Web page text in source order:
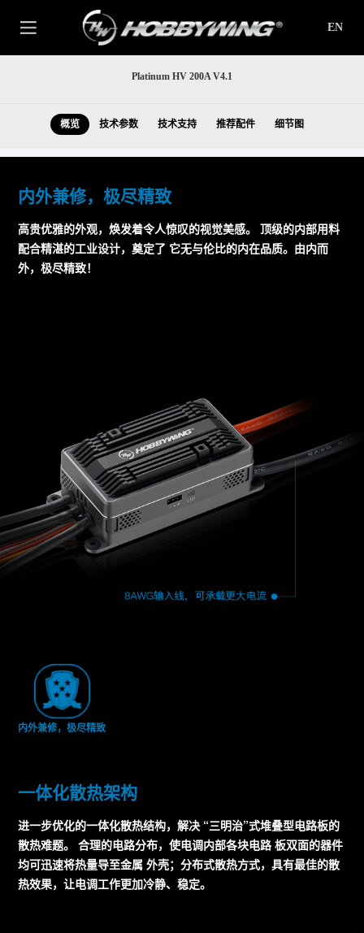
EN
Platinum HV 200A V4.1
概览 技术参数 技术支持 推荐配件 细节图
内外兼修，极尽精致
高贵优雅的外观，焕发着令人惊叹的视觉美感。 顶级的内部用料
配合精湛的工业设计，奠定了 它无与伦比的内在品质。由内而
外，极尽精致！
内外兼修，极尽精致
一体化散热架构
进一步优化的一体化散热结构，解决 “三明治”式堆叠型电路板的
散热难题。 合理的电路分布，使电调内部各块电路 板双面的器件
均可迅速将热量导至金属 外壳；分布式散热方式，具有最佳的散
热效果，让电调工作更加冷静、稳定。